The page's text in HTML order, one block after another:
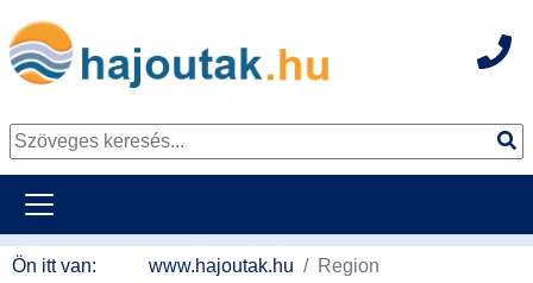
Ön itt van: www.hajoutak.hu
Region